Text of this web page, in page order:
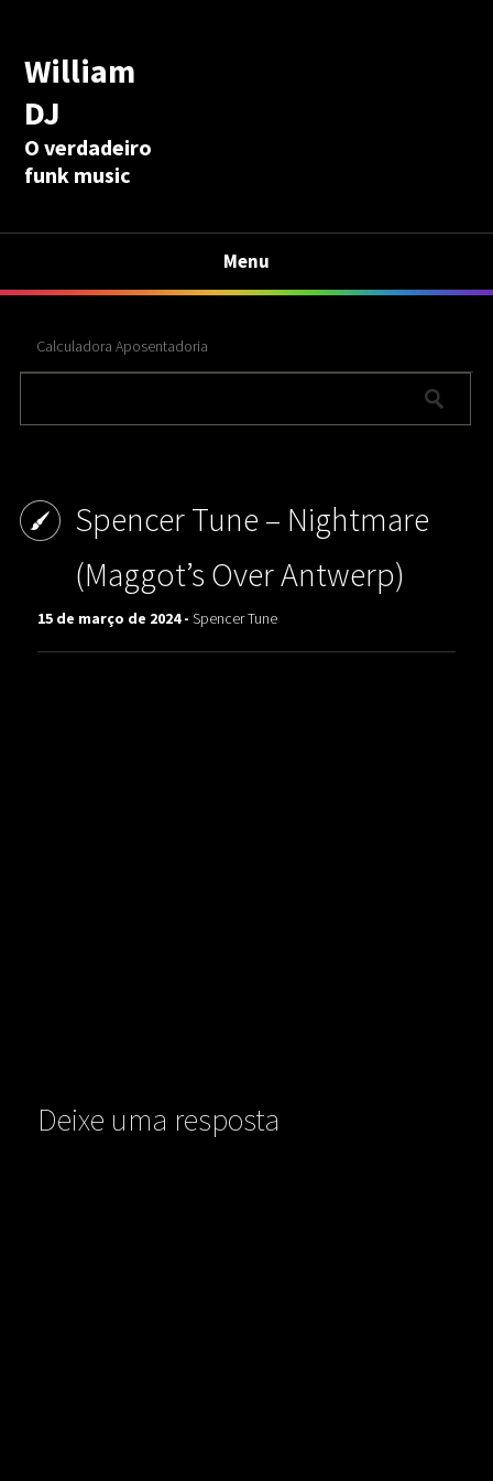
William
DJ
O verdadeiro
funk music
Menu
Calculadora Aposentadoria
Spencer Tune ‎– Nightmare
(Maggot’s Over Antwerp)
15 de março de 2024 -Spencer Tune
Deixe uma resposta